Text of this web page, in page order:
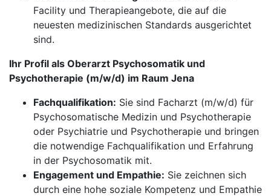
Facility und Therapieangebote, die auf die
neuesten medizinischen Standards ausgerichtet
sind.
Ihr Profil als Oberarzt Psychosomatik und
Psychotherapie (m/w/d) im Raum Jena
Fachqualifikation: Sie sind Facharzt (m/w/d) für
Psychosomatische Medizin und Psychotherapie
oder Psychiatrie und Psychotherapie und bringen
die notwendige Fachqualifikation und Erfahrung
in der Psychosomatik mit.
Engagement und Empathie: Sie zeichnen sich
durch eine hohe soziale Kompetenz und Empathie